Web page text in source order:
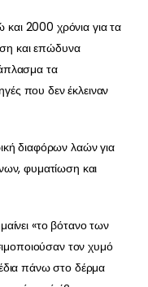
και 2000 χρόνια για τα
και επώδυνα
τα
που δεν έκλειναν
διαφόρων λαών για
φυματίωση και
«το βότανο των
τον χυμό
πάνω στο δέρμα